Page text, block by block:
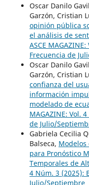
Oscar Danilo
Garzón, Cristian
opinión pública
el análisis de
ASCE
Frecuencia de
Oscar Danilo
Garzón, Cristian
confianza del
información
modelado de
MAGAZINE: Vol.
de Julio/
Gabriela Cecilia
Balseca,
para Pronóstico
Temporales de
4 Núm. 3 (2025):
Julio/Septiembre